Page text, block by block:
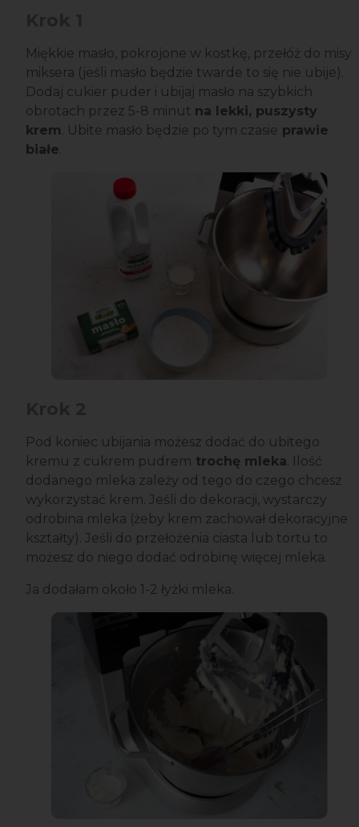
Miękkie masło, pokrojone w kostkę, przełóż do misy
miksera (jeśli masło będzie twarde to się nie ubije).
Dodaj cukier puder i ubijaj masło na szybkich
obrotach przez 5-8 minut na lekki, puszysty
krem. Ubite masło będzie po tym czasie prawie
białe.
Pod koniec ubijania możesz dodać do ubitego
kremu z cukrem pudrem trochę mleka . Ilość
dodanego mleka zależy od tego do czego chcesz
wykorzystać krem. Jeśli do dekoracji, wystarczy
odrobina mleka (żeby krem zachował dekoracyjne
kształty). Jeśli do przełożenia ciasta lub tortu to
możesz do niego dodać odrobinę więcej mleka.
Ja dodałam około 1-2 łyżki mleka.